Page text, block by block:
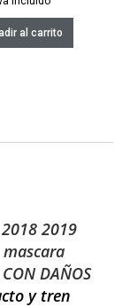
al carrito
2019
DAÑOS
y tren